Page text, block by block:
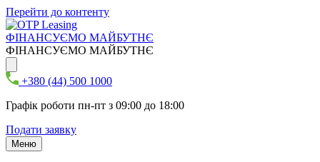
Перейти до контенту
ФІНАНСУЄМО МАЙБУТНЄ
ФІНАНСУЄМО МАЙБУТНЄ
+380 (44) 500 1000
Графік роботи пн-пт з 09:00 до 18:00
Подати заявку
Меню